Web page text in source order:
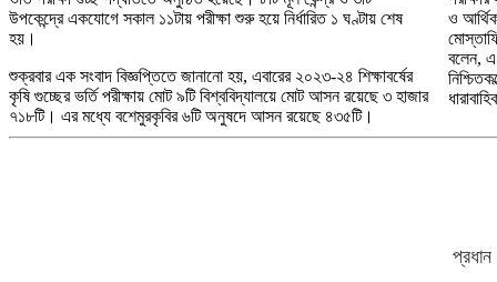
উপকেন্দ্রে একযোগে সকাল ১১টায় পরীক্ষা শুরু হয়ে নির্ধারিত ১ ঘণ্টায় শেষ
হয়।
শুক্রবার এক সংবাদ বিজ্ঞপ্তিতে জানানো হয়, এবারের ২০২৩-২৪ শিক্ষাবর্ষের
কৃষি গুচ্ছের ভর্তি পরীক্ষায় মোট ৯টি বিশ্ববিদ্যালয়ে মোট আসন রয়েছে ৩ হাজার
৭১৮টি। এর মধ্যে বশেমুরকৃবির ৬টি অনুষদে আসন রয়েছে ৪৩৫টি।
ও
বলেন, এ